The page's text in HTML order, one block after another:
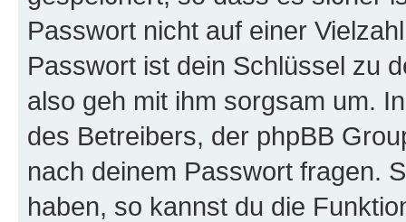
Passwort nicht auf einer
Passwort ist dein Schlüssel zu
also geh mit ihm sorgsam um.
des Betreibers, der phpBB
nach deinem Passwort fragen.
haben, so kannst du die